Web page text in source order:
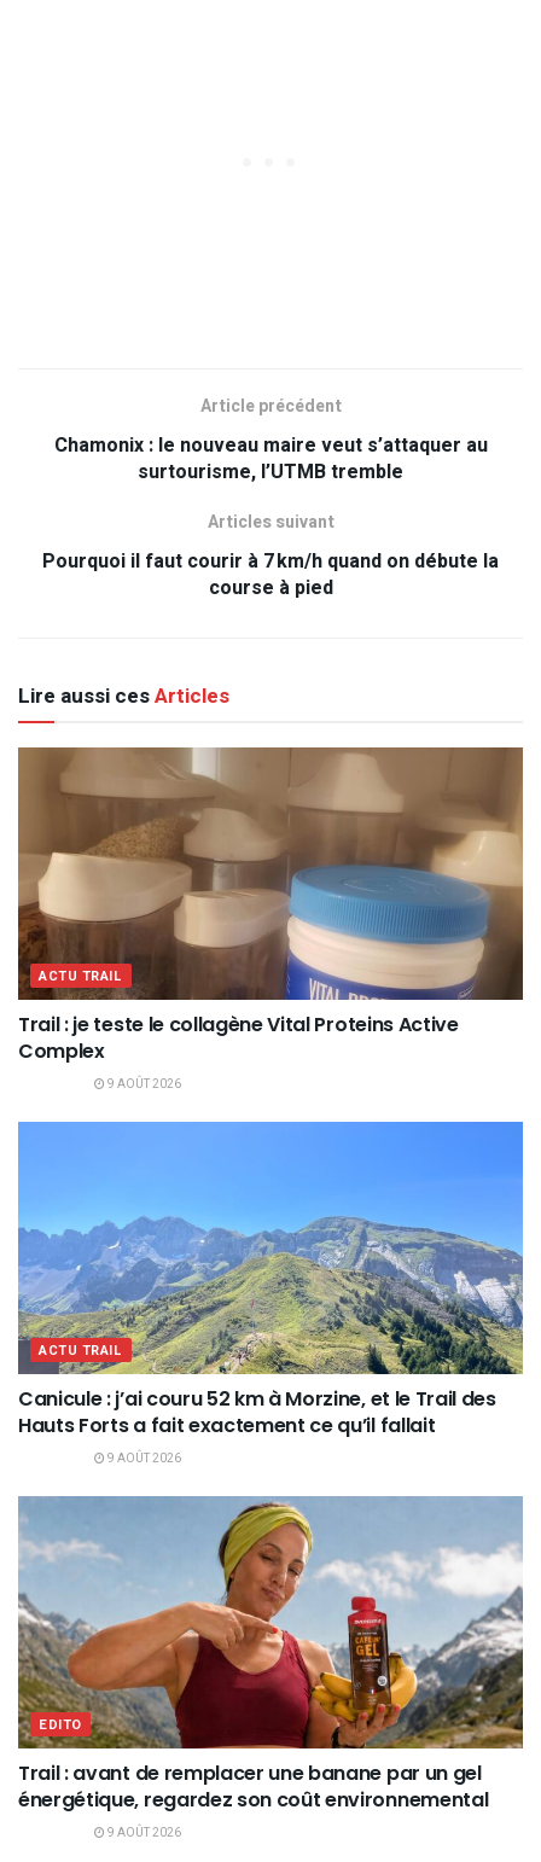
Article précédent
Chamonix : le nouveau maire veut s’attaquer au
surtourisme, l’UTMB tremble
Articles suivant
Pourquoi il faut courir à 7 km/h quand on débute la
course à pied
Lire aussi cesArticles
ACTU TRAIL
Trail : je teste le collagène Vital Proteins Active
Complex
9 AOÛT 2026
ACTU TRAIL
Canicule : j’ai couru 52 km à Morzine, et le Trail des
Hauts Forts a fait exactement ce qu’il fallait
9 AOÛT 2026
EDITO
Trail : avant de remplacer une banane par un gel
énergétique, regardez son coût environnemental
9 AOÛT 2026